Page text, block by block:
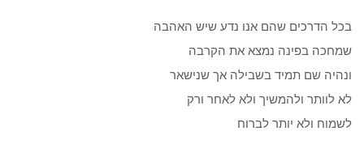
בכל הדרכים שהם אנו נדע שיש האהבה
שמחכה בפינה נמצא את הקרבה
ונהיה שם תמיד בשבילה אך שנישאר
לא לוותר ולהמשיך ולא לאחר ורק
לשמוח ולא יותר לברוח